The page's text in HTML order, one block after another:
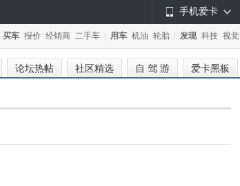
手机爱卡
买车 报价 经销商 二手车 用车 机油 轮胎 发现 科技 视觉
论坛热帖 社区精选 自 驾 游 爱卡黑板